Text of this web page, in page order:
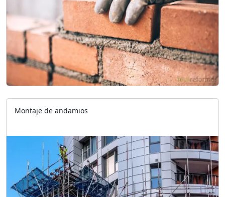
Montaje de andamios